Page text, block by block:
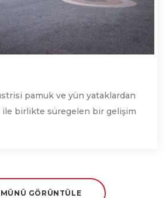
pamuk ve yün yataklardan
ile birlikte süregelen bir gelişim
GÖRÜNTÜLE